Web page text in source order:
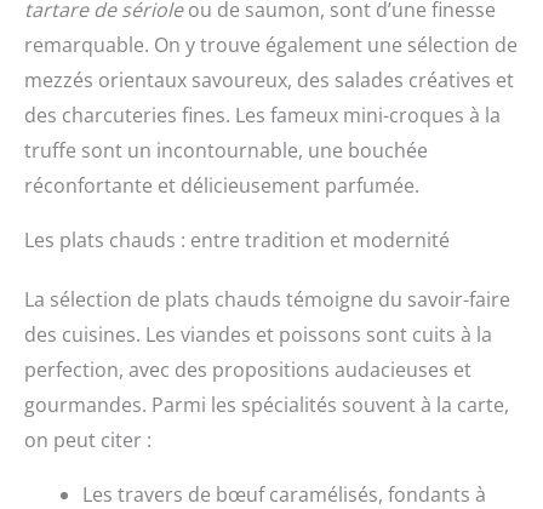
tartare de sérioleou de saumon, sont d’une finesse
remarquable. On y trouve également une sélection de
mezzés orientaux savoureux, des salades créatives et
des charcuteries fines. Les fameux mini-croques à la
truffe sont un incontournable, une bouchée
réconfortante et délicieusement parfumée.
Les plats chauds : entre tradition et modernité
La sélection de plats chauds témoigne du savoir-faire
des cuisines. Les viandes et poissons sont cuits à la
perfection, avec des propositions audacieuses et
gourmandes. Parmi les spécialités souvent à la carte,
on peut citer :
Les travers de bœuf caramélisés, fondants à